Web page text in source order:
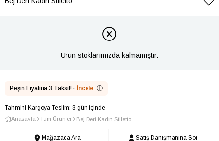
Ürün stoklarımızda kalmamıştır.
Peşin Fiyatına 3 Taksit! · İncele ⓘ
Tahmini Kargoya Teslim: 3 gün içinde
Anasayfa Tüm Ürünler Bej Deri Kadın Stiletto
Mağazada Ara Satış Danışmanına Sor